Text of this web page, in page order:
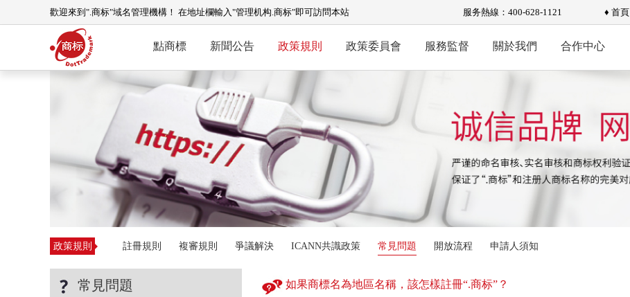
歡迎來到".商标"域名管理機構！ 在地址欄輸入"管理机构.商标"即可訪問本站 服务熱線：400-628-1121 ♦ 首頁
點商標 新聞公告 政策規則 政策委員會 服務監督 關於我們 合作中心
政策規則 註冊規則 複審規則 爭議解決 ICANN共識政策 常見問題 開放流程 申請人須知
常見問題 如果商標名為地區名稱，該怎樣註冊“.商标”？